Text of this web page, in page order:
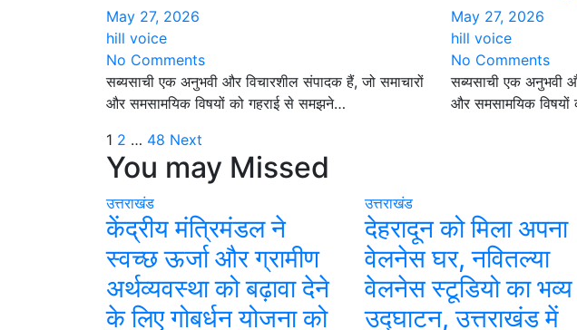
May 27, 2026
hill voice
No Comments
सब्यसाची एक अनुभवी और विचारशील संपादक हैं, जो समाचारों
और समसामयिक विषयों को गहराई से समझने…
May 27, 2026
hill voice
No Comments
सब्यसाची एक अनुभवी
और समसामयिक
Posts
pagination
1 2 … 48 Next
You may Missed
उत्तराखंड
केंद्रीय मंत्रिमंडल ने
स्वच्छ ऊर्जा और ग्रामीण
अर्थव्यवस्था को बढ़ावा देने
के लिए गोबर्धन योजना को
उत्तराखंड
देहरादून को मिला अपना
वेलनेस घर, नवितल्या
वेलनेस स्टूडियो का भव्य
उद्घाटन, उत्तराखंड में